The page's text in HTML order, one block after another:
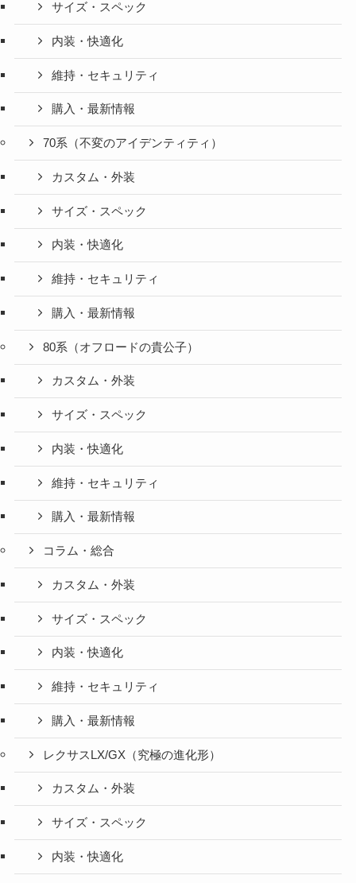
サイズ・スペック
内装・快適化
維持・セキュリティ
購入・最新情報
70系（不変のアイデンティティ）
カスタム・外装
サイズ・スペック
内装・快適化
維持・セキュリティ
購入・最新情報
80系（オフロードの貴公子）
カスタム・外装
サイズ・スペック
内装・快適化
維持・セキュリティ
購入・最新情報
コラム・総合
カスタム・外装
サイズ・スペック
内装・快適化
維持・セキュリティ
購入・最新情報
レクサスLX/GX（究極の進化形）
カスタム・外装
サイズ・スペック
内装・快適化